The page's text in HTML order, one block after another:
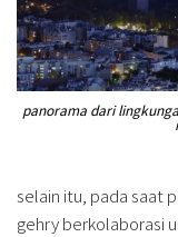
panorama dari
selain itu, pada saat
gehry berkolaborasi